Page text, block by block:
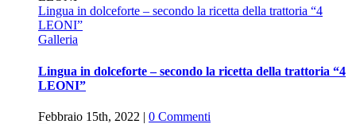
Lingua in dolceforte – secondo la ricetta della trattoria “4
LEONI”
Galleria
Lingua in dolceforte – secondo la ricetta della trattoria “4
LEONI”
Febbraio 15th, 2022 | 0 Commenti